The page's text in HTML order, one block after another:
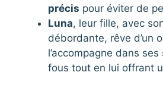
précis pour éviter de
Luna, leur fille, avec
débordante, rêve d’un
l’accompagne dans
fous tout en lui offrant